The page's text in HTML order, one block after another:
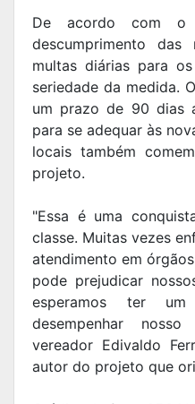
De acordo com
descumprimento das
multas diárias para
seriedade da medida.
um prazo de 90 dias
para se adequar às
locais também
projeto.
"Essa é uma
classe. Muitas vezes
atendimento em
pode prejudicar
esperamos ter
desempenhar
vereador Edivaldo
autor do projeto que